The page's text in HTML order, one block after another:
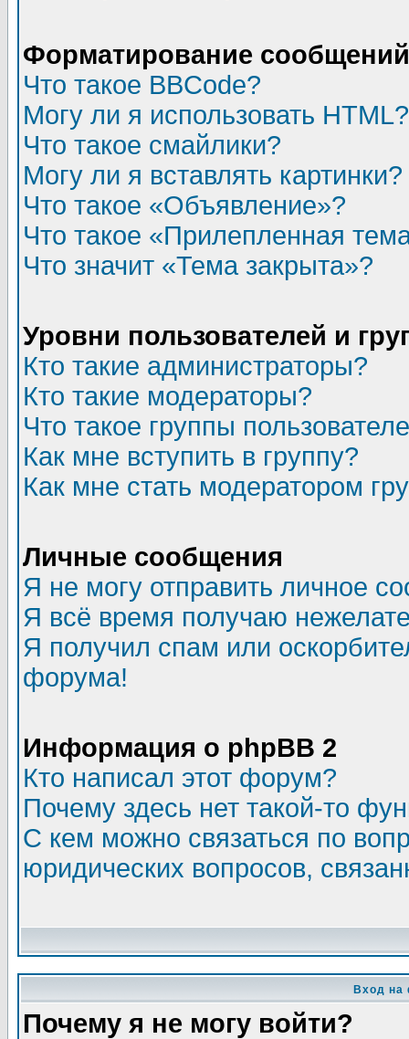
Форматирование
Что такое BBCode?
Могу ли я использовать HTML?
Что такое смайлики?
Могу ли я вставлять картинки?
Что такое «Объявление»?
Что такое «Прилепленная
Что значит «Тема закрыта»?
Уровни пользователей и
Кто такие администраторы?
Кто такие модераторы?
Что такое группы
Как мне вступить в группу?
Как мне стать модератором
Личные сообщения
Я не могу отправить личное
Я всё время получаю
Я получил спам или
форума!
Информация о phpBB 2
Кто написал этот форум?
Почему здесь нет такой-то
С кем можно связаться по
юридических вопросов,
Вход на
Почему я не могу войти?